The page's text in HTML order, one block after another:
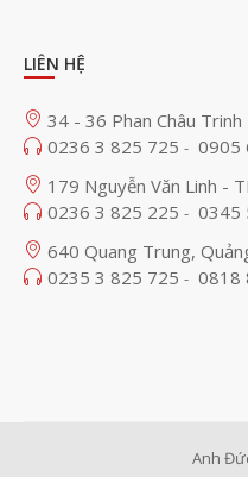
LIÊN HỆ
34 - 36 Phan Châu
0236 3 825 725 - 0905
179 Nguyễn Văn Linh -
0236 3 825 225 - 0345
640 Quang Trung,
0235 3 825 725 - 0818
Anh